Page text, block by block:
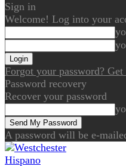
Sign in
Welcome! Log into your
Forgot your password? Get
Password recovery
Recover your password
A password will be e-